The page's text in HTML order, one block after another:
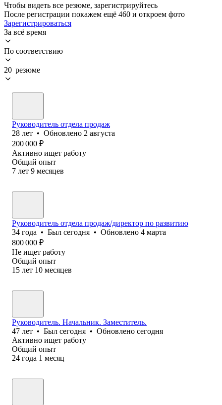
Чтобы видеть все резюме, зарегистрируйтесь
После регистрации покажем ещё 460 и откроем фото
Зарегистрироваться
За всё время
По соответствию
20 резюме
Руководитель отдела продаж
28 лет • Обновлено 2 августа
200 000 ₽
Активно ищет работу
Общий опыт
7 лет 9 месяцев
Руководитель отдела продаж/директор по развитию
34 года • Был сегодня • Обновлено 4 марта
800 000 ₽
Не ищет работу
Общий опыт
15 лет 10 месяцев
Руководитель. Начальник. Заместитель.
47 лет • Был сегодня • Обновлено сегодня
Активно ищет работу
Общий опыт
24 года 1 месяц